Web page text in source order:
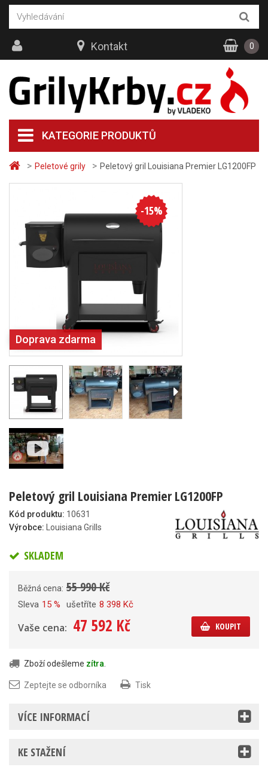
> Peletové grily > Peletový gril Louisiana Premier LG1200FP
Doprava zdarma
-15%
Peletový gril Louisiana Premier LG1200FP
Kód produktu: 10631
Výrobce:
Louisiana Grills
SKLADEM
Běžná cena: 55 990 Kč
Sleva 15 % ušetříte 8 398 Kč
Vaše cena: 47 592 Kč KOUPIT
Zboží odešleme zítra
Zeptejte se odborníka Tisk
VÍCE INFORMACÍ
KE STAŽENÍ
KATEGORIE PRODUKTŮ
Kontakt 0